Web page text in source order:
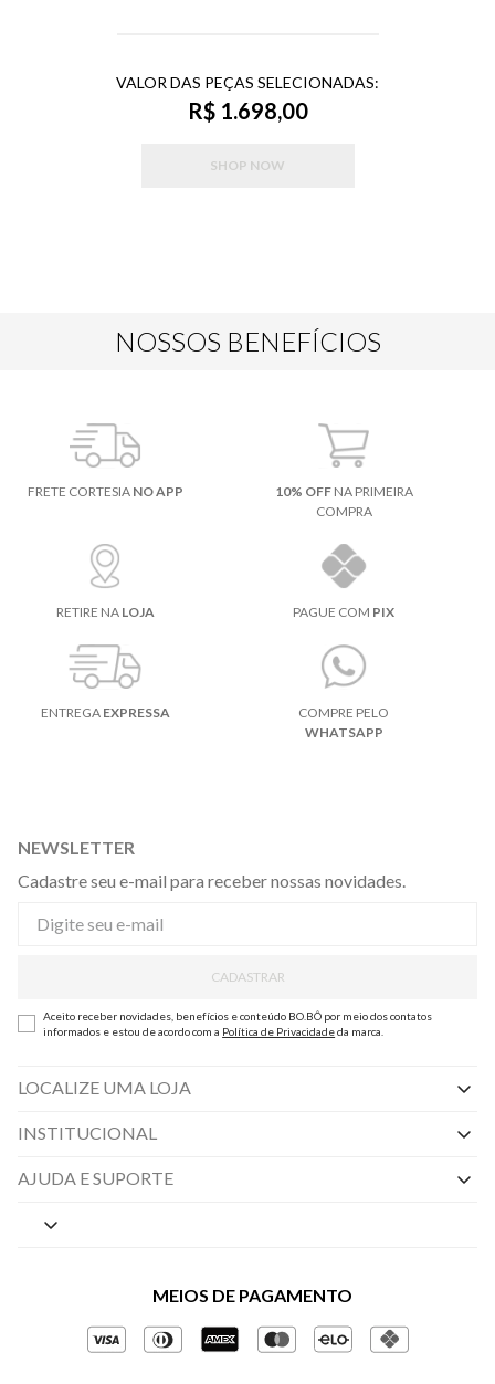
VALOR DAS PEÇAS SELECIONADAS:
R$ 1.698,00
SHOP NOW
NOSSOS BENEFÍCIOS
FRETE CORTESIA NO APP 10% OFFNA PRIMEIRA
COMPRA
RETIRE NA LOJA PAGUE COM PIX
ENTREGA EXPRESSA
COMPRE PELO
WHATSAPP
NEWSLETTER
Cadastre seu e-mail para receber nossas novidades.
CADASTRAR
Aceito receber novidades, benefícios e conteúdo BO.BÔ por meio dos contatos
informados e estou de acordo com a Política de Privacidadeda marca.
LOCALIZE UMA LOJA
INSTITUCIONAL
Nossas Lojas
Políticas de Privacidade
Gestão de Privacidade
AJUDA E SUPORTE
Central de Preferências
Perguntas frequentes
Regulamentos e Promoções
MEIOS DE PAGAMENTO